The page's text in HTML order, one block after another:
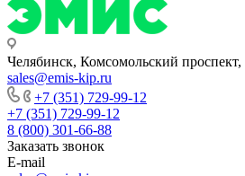
Челябинск, Комсомольский проспект,
sales@emis-kip.ru
+7 (351) 729-99-12
+7 (351) 729-99-12
8 (800) 301-66-88
Заказать звонок
E-mail